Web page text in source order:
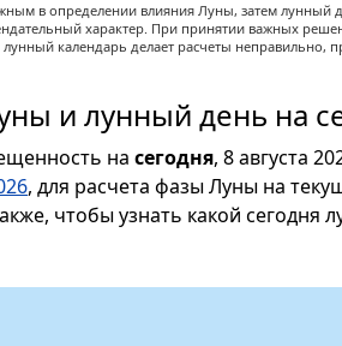
в определении влияния Луны, затем
характер. При принятии важных
календарь делает расчеты неправильно,
и лунный день на
на сегодня, 8 августа
, для расчета фазы Луны на
чтобы узнать какой сегодня